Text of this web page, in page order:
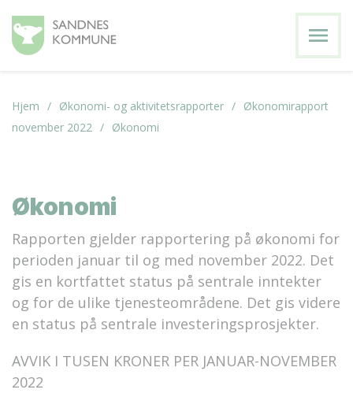
menu
Hjem Økonomi- og aktivitetsrapporter
Økonomirapport
november 2022
Økonomi
Økonomi
Rapporten gjelder rapportering på økonomi for
perioden januar til og med november 2022. Det
gis en kortfattet status på sentrale inntekter
og for de ulike tjenesteområdene. Det gis videre
en status på sentrale investeringsprosjekter.
AVVIK I TUSEN KRONER PER JANUAR-NOVEMBER
2022